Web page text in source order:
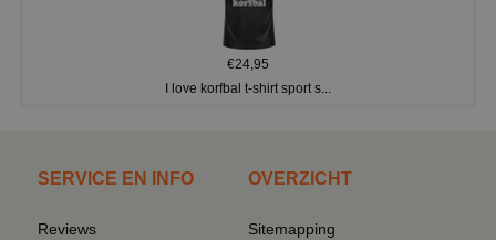
€24,95
I love korfbal t-shirt sport s...
SERVICE EN INFO
Reviews
OVERZICHT
Sitemapping